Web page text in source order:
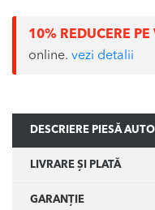
10% REDUCERE PE
online. vezi detalii
DESCRIERE PIESĂ AUTO
LIVRARE ȘI PLATĂ
GARANȚIE